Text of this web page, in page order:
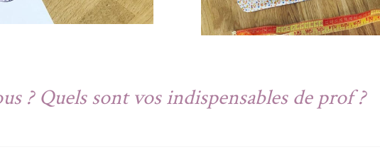
? Quels sont vos indispensables de prof ?